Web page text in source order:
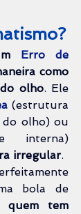
Erro de
como
olho
(estrutura
olho) ou
irregular.
bola de
quem tem